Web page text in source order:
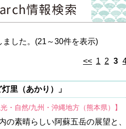
ました。(21～30件を表示)
<< 1 2 3
里（あかり）」
・自然/九州・沖縄地方（熊本県）】
の素晴らしい阿蘇五岳の展望と